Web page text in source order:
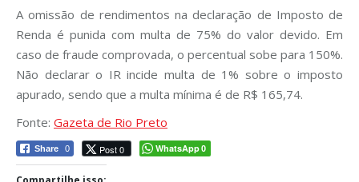
A omissão de rendimentos na declaração de Imposto de
Renda é punida com multa de 75% do valor devido. Em
caso de fraude comprovada, o percentual sobe para 150%.
Não declarar o IR incide multa de 1% sobre o imposto
apurado, sendo que a multa mínima é de R$ 165,74.
Fonte: Gazeta de Rio Preto
Share 0 Post 0 WhatsApp0